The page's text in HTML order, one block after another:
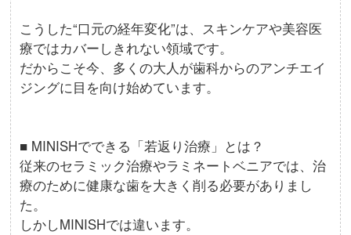
こうした“口元の経年変化”は、スキンケアや美容医
療ではカバーしきれない領域です。
だからこそ今、多くの大人が歯科からのアンチエイ
ジングに目を向け始めています。
■ MINISHでできる「若返り治療」とは？
従来のセラミック治療やラミネートベニアでは、治
療のために健康な歯を大きく削る必要がありまし
た。
しかしMINISHでは違います。